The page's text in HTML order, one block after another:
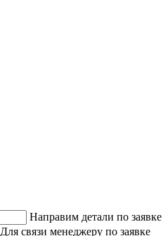
Направим детали по заявке
Для связи менеджеру по заявке